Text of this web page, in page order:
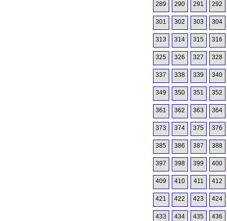
289 290 291 292
301 302 303 304
313 314 315 316
325 326 327 328
337 338 339 340
349 350 351 352
361 362 363 364
373 374 375 376
385 386 387 388
397 398 399 400
409 410 411 412
421 422 423 424
433 434 435 436